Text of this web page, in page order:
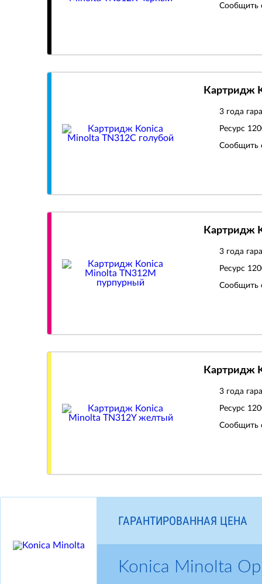
Сообщить
Картридж
3 года
Ресурс
Сообщить
Картридж
3 года
Ресурс
Сообщить
Картридж
3 года
Ресурс
Сообщить
ГАРАНТИРОВАННАЯ ЦЕНА
Konica Minolta